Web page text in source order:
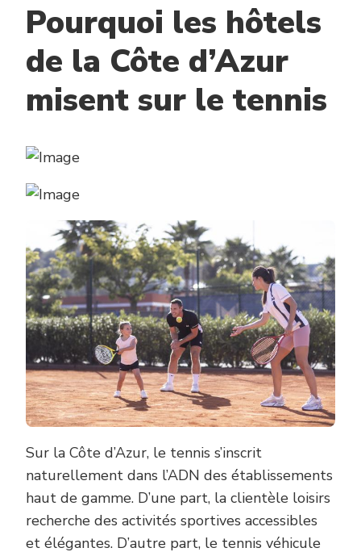
Pourquoi les hôtels
de la Côte d’Azur
misent sur le tennis
Sur la Côte d’Azur, le tennis s’inscrit
naturellement dans l’ADN des établissements
haut de gamme. D’une part, la clientèle loisirs
recherche des activités sportives accessibles
et élégantes. D’autre part, le tennis véhicule